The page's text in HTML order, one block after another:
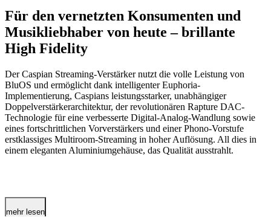
Für den vernetzten Konsumenten und
Musikliebhaber von heute – brillante
High Fidelity
Der Caspian Streaming-Verstärker nutzt die volle Leistung von
BluOS und ermöglicht dank intelligenter Euphoria-
Implementierung, Caspians leistungsstarker, unabhängiger
Doppelverstärkerarchitektur, der revolutionären Rapture DAC-
Technologie für eine verbesserte Digital-Analog-Wandlung sowie
eines fortschrittlichen Vorverstärkers und einer Phono-Vorstufe
erstklassiges Multiroom-Streaming in hoher Auflösung. All dies in
einem eleganten Aluminiumgehäuse, das Qualität ausstrahlt.
mehr lesen